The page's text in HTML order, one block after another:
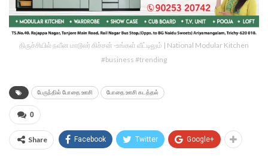
திருச்சியில் நவீன மாடூலர் கிச்சன் -உங்கள் வீட்டிலும் | National Modular Kitchen
#business #trending
பேருந்தில் போதை ஊசி போதை ஊசி கடத்தல்
0
Share Facebook Twitter Google+